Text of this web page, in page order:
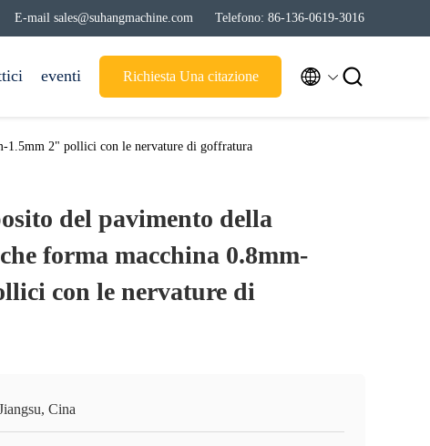
E-mail sales@suhangmachine.com Telefono: 86-136-0619-3016
eventi Richiesta Una citazione  
1.5mm 2" pollici con le nervature di goffratura
del pavimento della
forma macchina 0.8mm-
con le nervature di
Cina